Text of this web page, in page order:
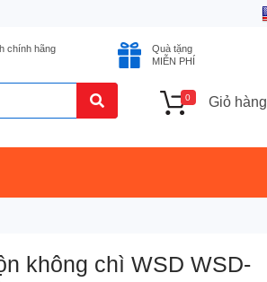
chính hãng
Quà tặng
MIỄN PHÍ
0 Giỏ hàng
không chì WSD WSD-